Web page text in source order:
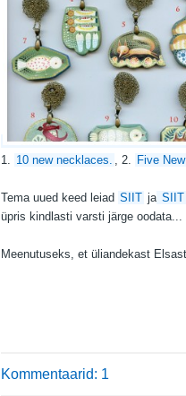
1. 10 new necklaces. , 2. Five
Tema uued keed leiad SIIT ja SIIT
üpris kindlasti varsti järge oodata...
Meenutuseks, et üliandekast
Kommentaarid: 1